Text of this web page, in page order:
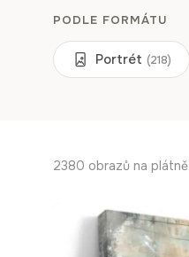
PODLE FORMÁTU
Portrét (218)
2380 obrazů na plátně